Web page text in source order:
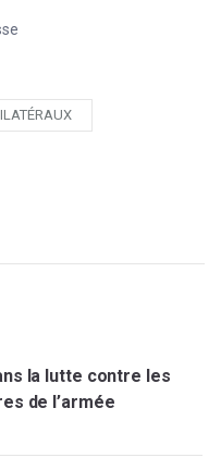
la lutte contre les
de l’armée